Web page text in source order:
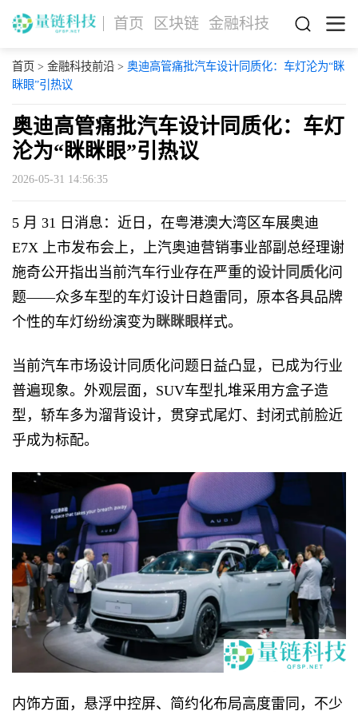
首页 区块链 金融科技
首页 > 金融科技前沿> 奥迪高管痛批汽车设计同质化：车灯沦为“眯
眯眼”引热议
奥迪高管痛批汽车设计同质化：车灯
沦为“眯眯眼”引热议
2026-05-31 14:56:35
5 月 31 日消息：近日，在粤港澳大湾区车展奥迪
E7X 上市发布会上，上汽奥迪营销事业部副总经理谢
施奇公开指出当前汽车行业存在严重的设计同质化问
题——众多车型的车灯设计日趋雷同，原本各具品牌
个性的车灯纷纷演变为眯眯眼样式。
当前汽车市场设计同质化问题日益凸显，已成为行业
普遍现象。外观层面，SUV车型扎堆采用方盒子造
型，轿车多为溜背设计，贯穿式尾灯、封闭式前脸近
乎成为标配。
内饰方面，悬浮中控屏、简约化布局高度雷同，不少